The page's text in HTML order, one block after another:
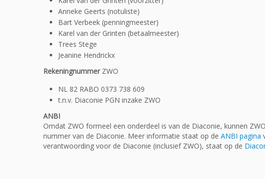
Anneke Geerts (notuliste)
Bart Verbeek (penningmeester)
Karel van der Grinten (betaalmeester)
Trees Stege
Jeanine Hendrickx
RekeningnummerZWO
NL 82 RABO 0373 738 609
t.n.v. Diaconie PGN inzake ZWO
ANBI
Omdat ZWO formeel een onderdeel is van de Diaconie, kunnen
nummer van de Diaconie. Meer informatie staat op de ANBI pagina
verantwoording voor de Diaconie (inclusief ZWO), staat op de